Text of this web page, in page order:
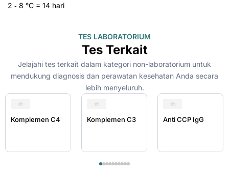
2 ‑ 8 °C = 14 hari
TES LABORATORIUM
Tes Terkait
Jelajahi tes terkait dalam kategori non-laboratorium untuk
mendukung diagnosis dan perawatan kesehatan Anda secara
lebih menyeluruh.
Komplemen C4 Komplemen C3 Anti CCP IgG